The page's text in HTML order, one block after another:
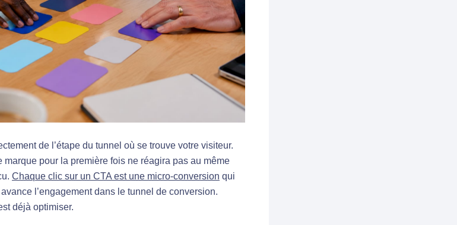
de l’étape du tunnel où se trouve votre visiteur.
marque pour la première fois ne réagira pas au même
Chaque clic sur un CTA est une micro-conversion qui
l’engagement dans le tunnel de conversion.
déjà optimiser.